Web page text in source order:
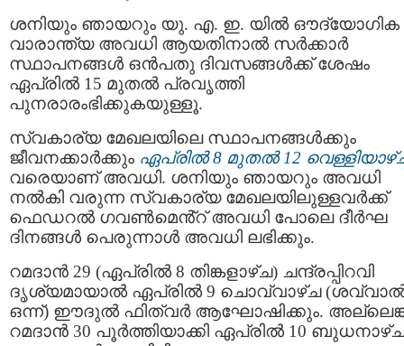
ശനിയും ഞായറും യു. എ. ഇ. യിൽ ഔദ്യോഗിക
വാരാന്ത്യ അവധി ആയതിനാൽ സർക്കാർ
സ്ഥാപനങ്ങൾ ഒൻപതു ദിവസങ്ങൾക്ക് ശേഷം
ഏപ്രിൽ 15 മുതൽ പ്രവൃത്തി
പുനരാരംഭിക്കുകയുള്ളൂ.
സ്വകാര്യ മേഖലയിലെ സ്ഥാപനങ്ങൾക്കും
ജീവനക്കാർക്കും ഏപ്രിൽ 8 മുതൽ 12
വരെയാണ് അവധി. ശനിയും ഞായറും അവധി
നൽകി വരുന്ന സ്വകാര്യ മേഖലയിലുള്ളവർക്ക്
ഫെഡറല്‍ ഗവണ്‍മെൻ്റ് അവധി പോലെ ദീർഘ
ദിനങ്ങൾ പെരുന്നാൾ അവധി ലഭിക്കും.
റമദാൻ 29 (ഏപ്രിൽ 8 തിങ്കളാഴ്ച) ചന്ദ്രപ്പിറവി
ദൃശ്യമായാൽ ഏപ്രിൽ 9 ചൊവ്വാഴ്ച
ഒന്ന്) ഈദുൽ ഫിത്വർ ആഘോഷിക്കും.
റമദാൻ 30 പൂർത്തിയാക്കി ഏപ്രിൽ 10 ബുധനാഴ്ച